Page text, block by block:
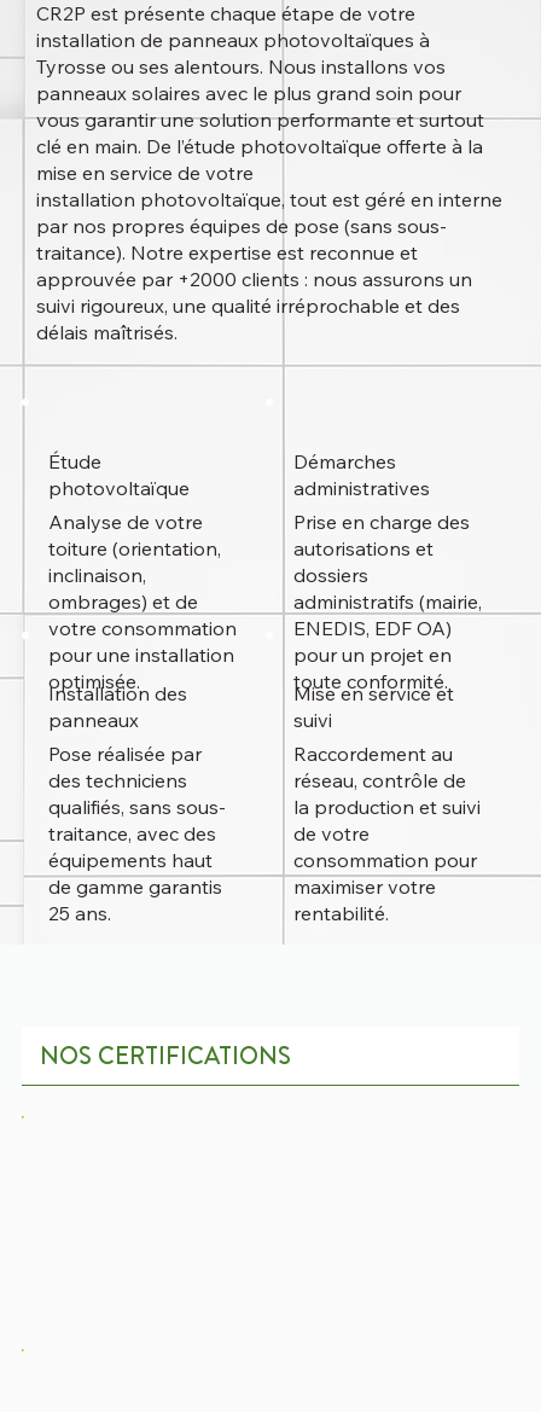
CR2P est présente chaque étape de votre
installation de panneaux photovoltaïques à
Tyrosse ou ses alentours. Nous installons vos
panneaux solaires avec le plus grand soin pour
vous garantir une solution performante et surtout
clé en main. De l’étude photovoltaïque offerte à la
mise en service de votre
installation photovoltaïque, tout est géré en interne
par nos propres équipes de pose (sans sous-
traitance). Notre expertise est reconnue et
approuvée par +2000 clients : nous assurons un
suivi rigoureux, une qualité irréprochable et des
délais maîtrisés.
Étude
photovoltaïque
Analyse de votre
toiture (orientation,
inclinaison,
ombrages) et de
votre consommation
pour une installation
optimisée.
Démarches
administratives
Prise en charge des
autorisations et
dossiers
administratifs (mairie,
ENEDIS, EDF OA)
pour un projet en
toute conformité.
Installation des
panneaux
Pose réalisée par
des techniciens
qualifiés, sans sous-
traitance, avec des
équipements haut
de gamme garantis
25 ans.
Mise en service et
suivi
Raccordement au
réseau, contrôle de
la production et suivi
de votre
consommation pour
maximiser votre
rentabilité.
NOS CERTIFICATIONS